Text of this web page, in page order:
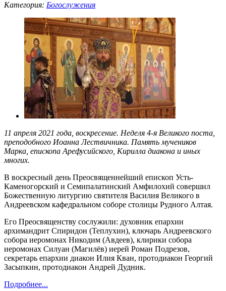
Категория: Богослужения
11 апреля 2021 года, воскресение. Неделя 4-я Великого поста,
преподобного Иоанна Лествичника. Память мучеников
Марка, епископа Арефусийского, Кирилла диакона и иных
многих.
В воскресный день Преосвященнейший епископ Усть-
Каменогорский и Семипалатинский Амфилохий совершил
Божественную литургию святителя Василия Великого в
Андреевском кафедральном соборе столицы Рудного Алтая.
Его Преосвященству сослужили: духовник епархии
архимандрит Спиридон (Теплухин), ключарь Андреевского
собора иеромонах Никодим (Авдеев), клирики собора
иеромонах Силуан (Магилёв) иерей Роман Подрезов,
секретарь епархии диакон Илия Кван, протодиакон Георгий
Засыпкин, протодиакон Андрей Дудник.
Подробнее...